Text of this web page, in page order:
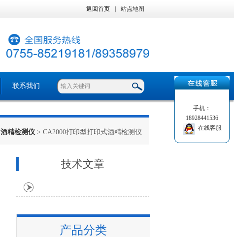
返回首页 站点地图
联系我们
酒精检测仪 > CA2000打印型打印式酒精检测仪
技术文章
产品分类
手机：
18928441536
在线客服